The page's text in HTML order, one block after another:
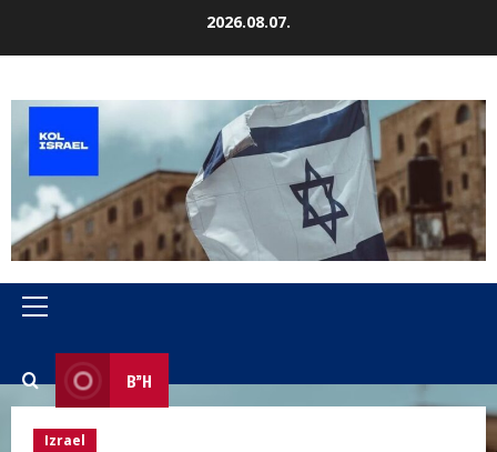
2026.08.07.
Primary
B”H
Izrael